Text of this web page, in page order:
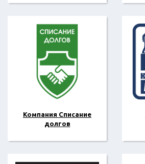
Компания Списание
долгов